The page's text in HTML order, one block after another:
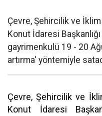
Çevre, Şehircilik ve İklim
Konut İdaresi
gayrimenkulü 19 - 20
artırma' yöntemiyle
Çevre, Şehircilik ve
Konut İdaresi